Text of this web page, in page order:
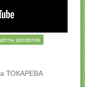
десертов
ТОКАРЕВА